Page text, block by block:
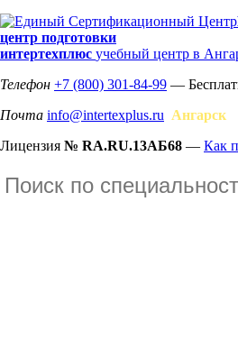
центр подготовки
интертехплюс учебный центр в
Телефон +7 (800) 301-84-99 —
Почта info@intertexplus.ru Ангарск
Лицензия № RA.RU.13АБ68 — Как